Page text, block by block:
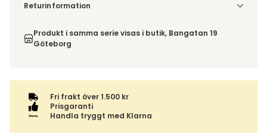
Välj utförande via 'Gör dina val' för fraktinformation på din
Returinformation
inte av ångerrätten.
Produkt i samma serie visas i butik, Bangatan 19
Göteborg
Fri frakt över 1.500 kr
Prisgaranti
Handla tryggt med Klarna